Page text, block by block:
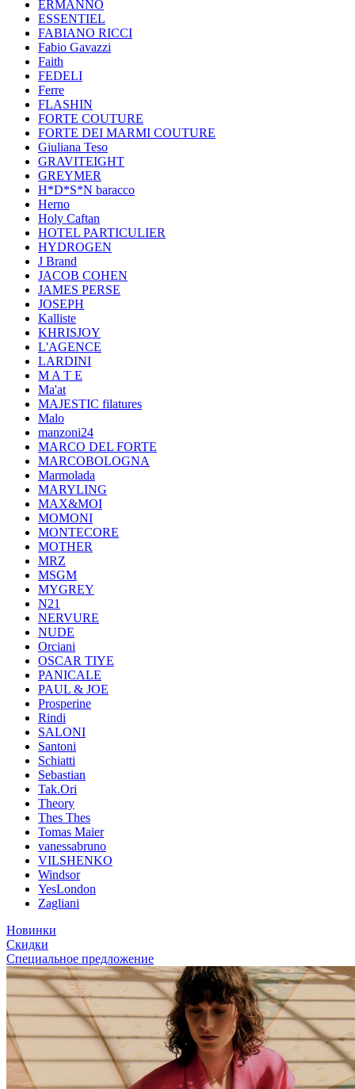
ERMANNO
ESSENTIEL
FABIANO RICCI
Fabio Gavazzi
Faith
FEDELI
Ferre
FLASHIN
FORTE COUTURE
FORTE DEI MARMI COUTURE
Giuliana Teso
GRAVITEIGHT
GREYMER
H*D*S*N baracco
Herno
Holy Caftan
HOTEL PARTICULIER
HYDROGEN
J Brand
JACOB COHEN
JAMES PERSE
JOSEPH
Kalliste
KHRISJOY
L'AGENCE
LARDINI
M A T E
Ma'at
MAJESTIC filatures
Malo
manzoni24
MARCO DEL FORTE
MARCOBOLOGNA
Marmolada
MARYLING
MAX&MOI
MOMONI
MONTECORE
MOTHER
MRZ
MSGM
MYGREY
N21
NERVURE
NUDE
Orciani
OSCAR TIYE
PANICALE
PAUL & JOE
Prosperine
Rindi
SALONI
Santoni
Schiatti
Sebastian
Tak.Ori
Theory
Thes Thes
Tomas Maier
vanessabruno
VILSHENKO
Windsor
YesLondon
Zagliani
Новинки
Скидки
Специальное предложение